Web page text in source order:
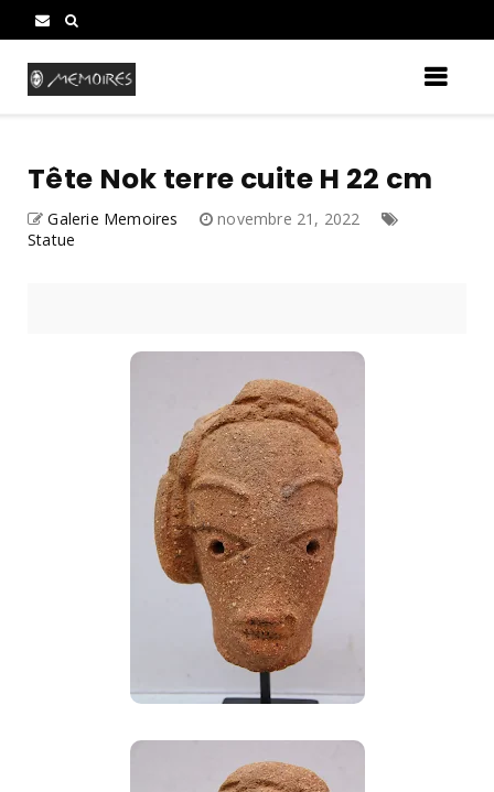
Tête Nok terre cuite H 22 cm
Galerie Memoires
novembre 21, 2022
Statue